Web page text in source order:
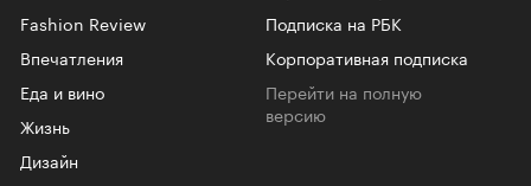
Fashion Review
Впечатления
Еда и вино
Жизнь
Дизайн
Подписка на РБК
Корпоративная подписка
Перейти на полную
версию